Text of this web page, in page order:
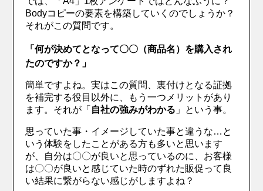
Bodyコピーの要素を構築していくのでしょうか？
それがこの質問です。
「何が決めてとなって〇〇（商品名）を購入され
たのですか？」
簡単ですよね。実はこの質問、裏付けとなる証拠
を補完する役目以外に、もう一つメリットがあり
ます。それが「 自社の強みがわかる 」という事。
思っていた事・イメージしていた事と違うな…と
いう体験をしたことがある方も多いと思います
が、自分は〇〇が良いと思っているのに、お客様
は〇〇が良いと感じていた時のずれた販促って良
い結果に繋がらない感じがしますよね？